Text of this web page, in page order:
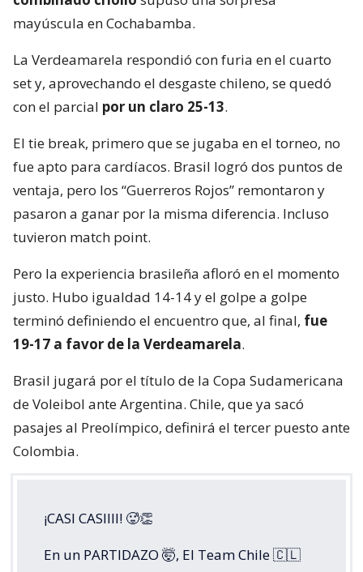
mayúscula en Cochabamba.
La Verdeamarela respondió con furia en el cuarto
set y, aprovechando el desgaste chileno, se quedó
con el parcial por un claro 25-13.
El tie break, primero que se jugaba en el torneo, no
fue apto para cardíacos. Brasil logró dos puntos de
ventaja, pero los “Guerreros Rojos” remontaron y
pasaron a ganar por la misma diferencia. Incluso
tuvieron match point.
Pero la experiencia brasileña afloró en el momento
justo. Hubo igualdad 14-14 y el golpe a golpe
terminó definiendo el encuentro que, al final, fue
19-17 a favor de la Verdeamarela.
Brasil jugará por el título de la Copa Sudamericana
de Voleibol ante Argentina. Chile, que ya sacó
pasajes al Preolímpico, definirá el tercer puesto ante
Colombia.
¡CASI CASIIII! 🥵👏
En un PARTIDAZO 🤯, El Team Chile 🇨🇱